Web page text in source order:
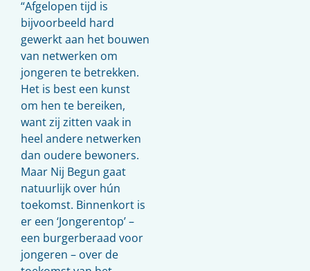
“Afgelopen tijd is
bijvoorbeeld hard
gewerkt aan het bouwen
van netwerken om
jongeren te betrekken.
Het is best een kunst
om hen te bereiken,
want zij zitten vaak in
heel andere netwerken
dan oudere bewoners.
Maar Nij Begun gaat
natuurlijk over hún
toekomst. Binnenkort is
er een ‘Jongerentop’ –
een burgerberaad voor
jongeren – over de